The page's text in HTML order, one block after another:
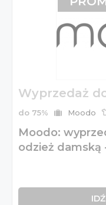
Wyprzedaż
do 75% Moodo
Moodo:
odzież damską